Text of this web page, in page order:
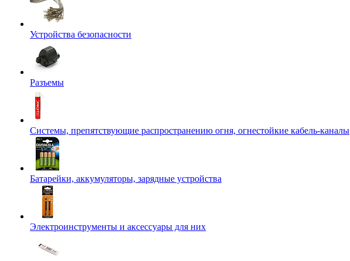
Устройства безопасности
Разъемы
Системы, препятствующие распространению огня, огнестойкие кабель-каналы
Батарейки, аккумуляторы, зарядные устройства
Электроинструменты и аксессуары для них